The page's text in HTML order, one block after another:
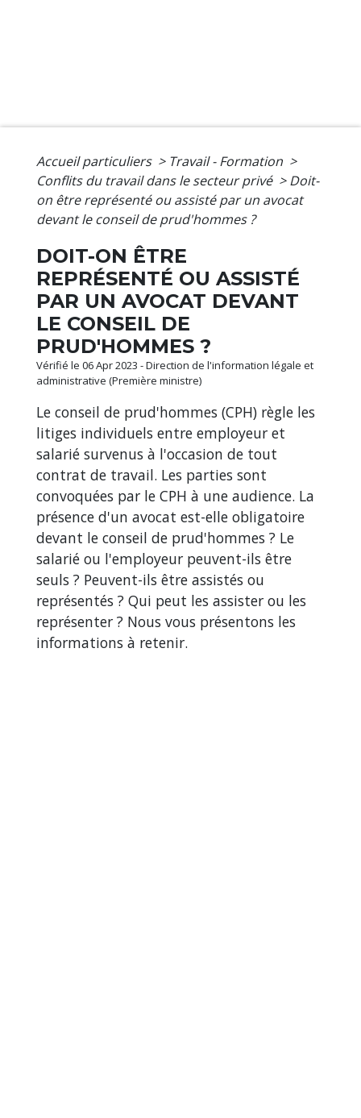
Accueil particuliers > Travail - Formation >
Conflits du travail dans le secteur privé > Doit-
on être représenté ou assisté par un avocat
devant le conseil de prud'hommes ?
DOIT-ON ÊTRE
REPRÉSENTÉ OU ASSISTÉ
PAR UN AVOCAT DEVANT
LE CONSEIL DE
PRUD'HOMMES ?
Vérifié le 06 Apr 2023 - Direction de l'information légale et
administrative (Première ministre)
Le conseil de prud'hommes (CPH) règle les
litiges individuels entre employeur et
salarié survenus à l'occasion de tout
contrat de travail. Les parties sont
convoquées par le CPH à une audience. La
présence d'un avocat est-elle obligatoire
devant le conseil de prud'hommes ? Le
salarié ou l'employeur peuvent-ils être
seuls ? Peuvent-ils être assistés ou
représentés ? Qui peut les assister ou les
représenter ? Nous vous présentons les
informations à retenir.